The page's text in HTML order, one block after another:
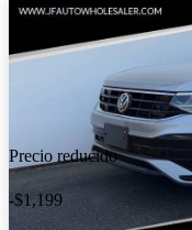
Precio reducido
-$1,199